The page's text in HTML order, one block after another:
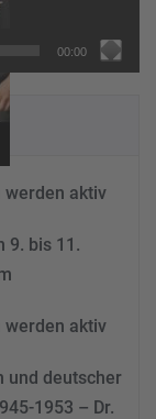
00:00
werden aktiv
9. bis 11.
werden aktiv
und deutscher
1953 – Dr.